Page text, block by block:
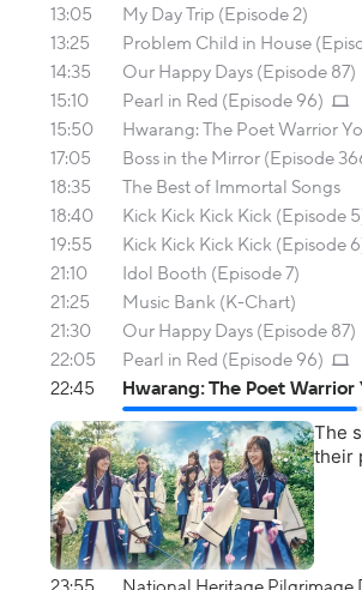
13:05
My Day Trip (Episode 2)
13:25
Problem Child in House
14:35
Our Happy Days (Episode 87)
15:10
Pearl in Red (Episode 96)
15:50
Hwarang: The Poet Warrior
17:05
Boss in the Mirror (Episode
18:35
The Best of Immortal Songs
18:40
Kick Kick Kick Kick (Episode
19:55
Kick Kick Kick Kick (Episode
21:10
Idol Booth (Episode 7)
21:25
Music Bank (K-Chart)
21:30
Our Happy Days (Episode 87)
22:05
Pearl in Red (Episode 96)
22:45
Hwarang: The Poet Warrior
The
their
23:55
National Heritage Pilgrimage